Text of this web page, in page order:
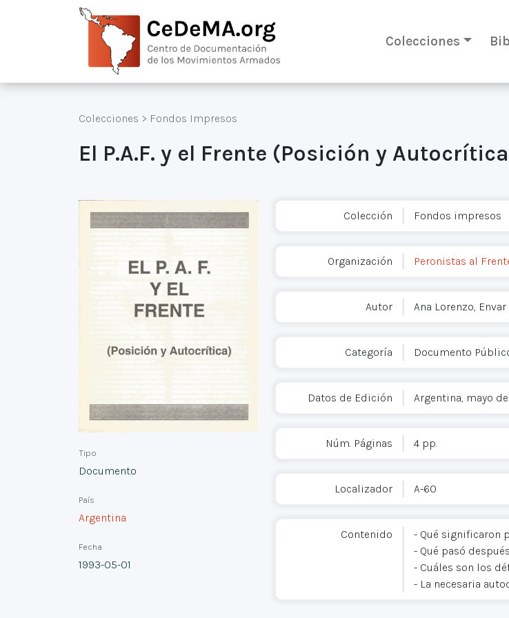
Colecciones
Colecciones > Fondos Impresos
El P.A.F. y el Frente (Posición y
Tipo
Documento
País
Argentina
Fecha
1993-05-01
Colección Fondos impresos
Organización Peronistas al
Autor Ana Lorenzo,
Categoría Documento
Datos de Edición Argentina, mayo de
Núm. Páginas 4 pp.
Localizador A-60
Contenido
- Qué significaron
- Qué pasó
- Cuáles son los
- La necesaria